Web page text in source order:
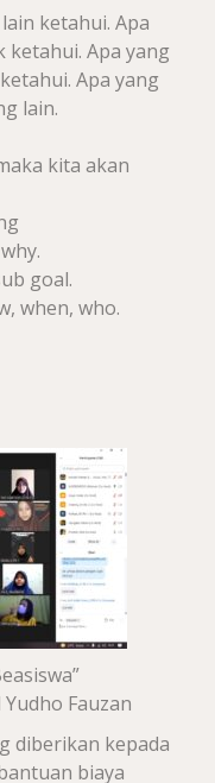
ketahui. Apa
Apa yang
Apa yang
lain.
kita akan
goal.
when, who.
Fauzan
diberikan kepada
biaya